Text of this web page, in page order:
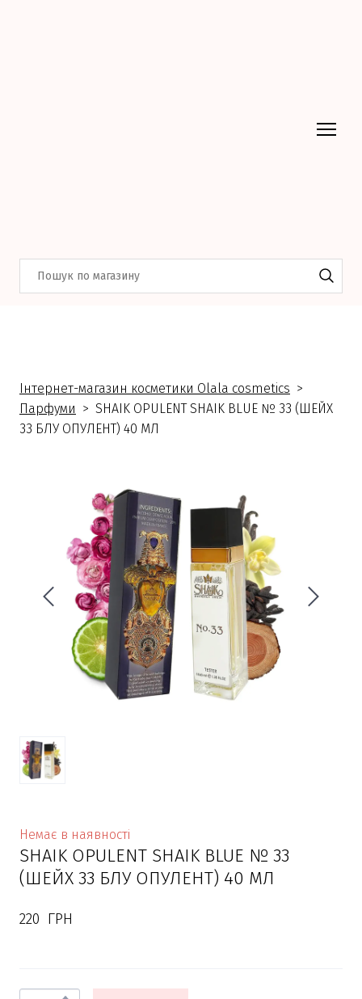
Інтернет-магазин косметики Olala cosmetics
Парфуми
SHAIK OPULENT SHAIK BLUE № 33 (ШЕЙХ
33 БЛУ ОПУЛЕНТ) 40 МЛ
Немає в наявності
SHAIK OPULENT SHAIK BLUE № 33
(ШЕЙХ 33 БЛУ ОПУЛЕНТ) 40 МЛ
220  ГРН